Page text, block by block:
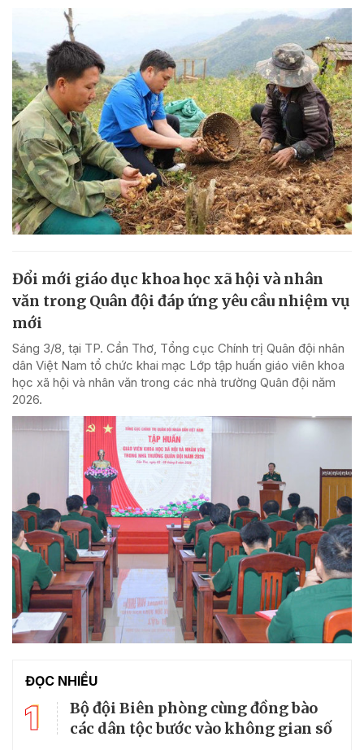
Đổi mới giáo dục khoa học xã hội và nhân
văn trong Quân đội đáp ứng yêu cầu nhiệm vụ
mới
Sáng 3/8, tại TP. Cần Thơ, Tổng cục Chính trị Quân đội nhân
dân Việt Nam tổ chức khai mạc Lớp tập huấn giáo viên khoa
học xã hội và nhân văn trong các nhà trường Quân đội năm
2026.
ĐỌC NHIỀU
1
Bộ đội Biên phòng cùng đồng bào
các dân tộc bước vào không gian số